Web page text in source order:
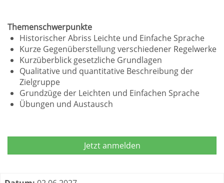
Themenschwerpunkte
Historischer Abriss Leichte und Einfache Sprache
Kurze Gegenüberstellung verschiedener Regelwerke
Kurzüberblick gesetzliche Grundlagen
Qualitative und quantitative Beschreibung der
Zielgruppe
Grundzüge der Leichten und Einfachen Sprache
Übungen und Austausch
Jetzt anmelden
Termine zum dieser Kurs